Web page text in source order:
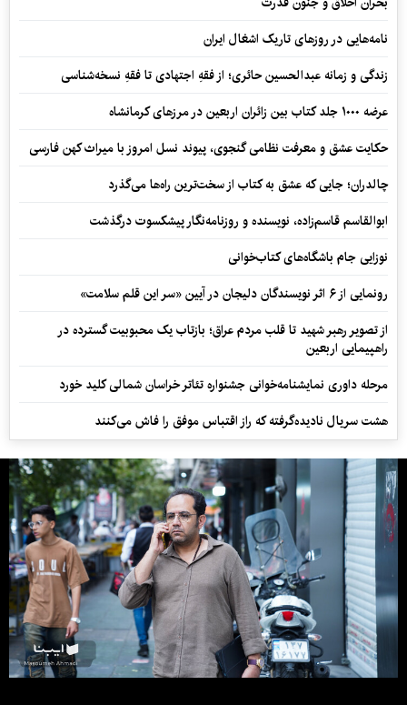
نامه‌هایی در روزهای تاریک اشغال ایران
زندگی و زمانه عبدالحسین حائری؛ از فقهِ اجتهادی تا فقهِ نسخه‌شناسی
عرضه ۱۰۰۰ جلد کتاب بین زائران اربعین در مرزهای کرمانشاه
حکایت عشق و معرفت نظامی گنجوی، پیوند نسل امروز با میراث کهن فارسی
چالدران؛ جایی که عشق به کتاب از سخت‌ترین راه‌ها می‌گذرد
ابوالقاسم قاسم‌زاده، نویسنده و روزنامه‌نگار پیشکسوت درگذشت
نوزایی جام باشگاه‌های کتاب‌خوانی
رونمایی از ۶ اثر نویسندگان دلیجان در آیین «سر این قلم سلامت»
از تصویر رهبر شهید تا قلب مردم عراق؛ بازتاب یک محبوبیت گسترده در
راهپیمایی اربعین
مرحله داوری نمایشنامه‌خوانی جشنواره تئاتر خراسان شمالی کلید خورد
هشت سریال نادیده‌گرفته که راز اقتباس موفق را فاش می‌کنند